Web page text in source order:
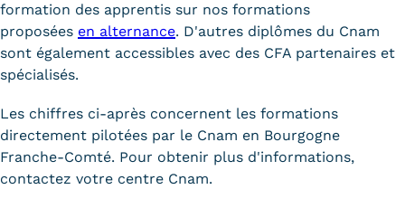
Quoi de neuf au Cnam BFC?
Actualités
Revue de presse
Contact
formation des apprentis sur nos formations
proposées en alternance. D'autres diplômes du Cnam
sont également accessibles avec des CFA partenaires et
spécialisés.
Les chiffres ci-après concernent les formations
directement pilotées par le Cnam en Bourgogne
Franche-Comté. Pour obtenir plus d'informations,
contactez votre centre Cnam.